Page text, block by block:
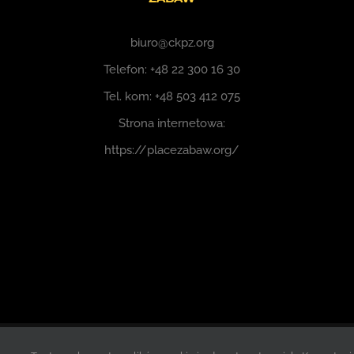
biuro@ckpz.org
Telefon:+48 22 300 16 30
Tel. kom:+48 503 412 075
Strona internetowa:
https://placezabaw.org/